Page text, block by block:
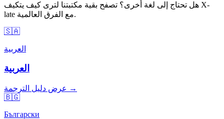
هل تحتاج إلى لغة أخرى؟ تصفح بقية مكتبتنا لترى كيف يتكيف X-
late مع الفرق العالمية.
🇸🇦
العربية
العربية
عرض دليل الترجمة →
🇧🇬
Български